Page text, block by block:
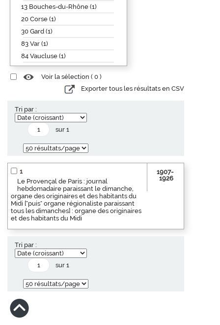
13 Bouches-du-Rhône (1)
20 Corse (1)
30 Gard (1)
83 Var (1)
84 Vaucluse (1)
Voir la sélection ( 0 )
Exporter tous les résultats en CSV
Tri par :
sur 1
1
Le Provençal de Paris : journal
hebdomadaire paraissant le dimanche,
organe des originaires et des habitants du
Midi ["puis" organe régionaliste paraissant
tous les dimanches] : organe des originaires
et des habitants du Midi
1907-
1926
Tri par :
sur 1